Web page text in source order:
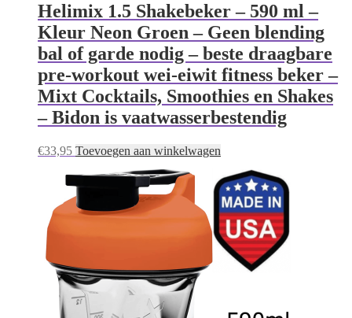
Helimix 1.5 Shakebeker – 590 ml –
Kleur Neon Groen – Geen blending
bal of garde nodig – beste draagbare
pre-workout wei-eiwit fitness beker –
Mixt Cocktails, Smoothies en Shakes
– Bidon is vaatwasserbestendig
€33,95 Toevoegen aan winkelwagen